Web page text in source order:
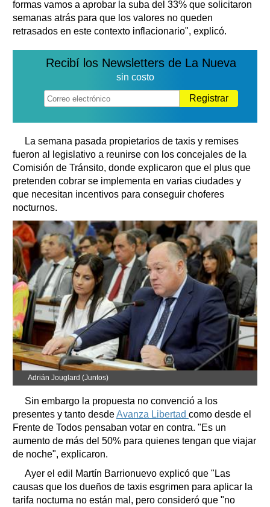
formas vamos a aprobar la suba del 33% que solicitaron
semanas atrás para que los valores no queden
retrasados en este contexto inflacionario", explicó.
Recibí los Newsletters de La Nueva
sin costo
Registrar
La semana pasada propietarios de taxis y remises
fueron al legislativo a reunirse con los concejales de la
Comisión de Tránsito, donde explicaron que el plus que
pretenden cobrar se implementa en varias ciudades y
que necesitan incentivos para conseguir choferes
nocturnos.
Adrián Jouglard (Juntos)
Sin embargo la propuesta no convenció a los
presentes y tanto desdeAvanza Libertad como desde el
Frente de Todos pensaban votar en contra. "Es un
aumento de más del 50% para quienes tengan que viajar
de noche", explicaron.
Ayer el edil Martín Barrionuevo explicó que "Las
causas que los dueños de taxis esgrimen para aplicar la
tarifa nocturna no están mal, pero consideró que "no